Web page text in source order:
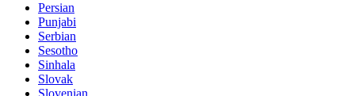
Persian
Punjabi
Serbian
Sesotho
Sinhala
Slovak
Slovenian